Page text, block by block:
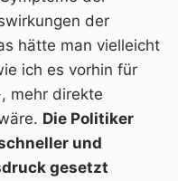
der
hätte man vielleicht
ich es vorhin für
mehr direkte
Die Politiker
und
gesetzt